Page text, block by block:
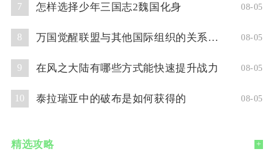
7 怎样选择少年三国志2魏国化身 08-05
8 万国觉醒联盟与其他国际组织的关系如何 08-05
9 在风之大陆有哪些方式能快速提升战力 08-05
10 泰拉瑞亚中的破布是如何获得的 08-05
精选攻略 +